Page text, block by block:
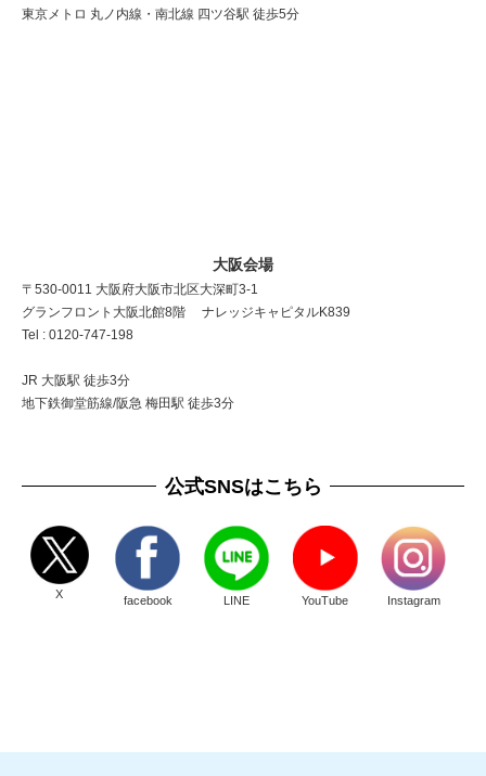
東京メトロ 丸ノ内線・南北線 四ツ谷駅 徒歩5分
大阪会場
〒530-0011 大阪府大阪市北区大深町3-1
グランフロント大阪北館8階 ナレッジキャピタルK839
Tel : 0120-747-198
JR 大阪駅 徒歩3分
地下鉄御堂筋線/阪急 梅田駅 徒歩3分
公式SNSはこちら
X facebook LINE YouTube Instagram